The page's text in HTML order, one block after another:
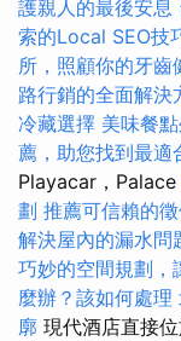
護親人的最後安息
索的Local SEO技
所，照顧你的牙齒
路行銷的全面解決
冷藏選擇 美味餐
薦，助您找到最適
Playacar，Palace
劃 推薦可信賴的
解決屋內的漏水問
巧妙的空間規劃，
麼辦？該如何處理
廓 現代酒店直接